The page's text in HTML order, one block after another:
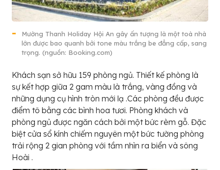
Mường Thanh Holiday Hội An gây ấn tượng là một toà nhà
lớn được bao quanh bởi tone màu trắng be đẳng cấp, sang
trọng. (nguồn: Booking.com)
Khách sạn sở hữu 159 phòng ngủ. Thiết kế phòng là
sự kết hợp giữa 2 gam màu là trắng, vàng đồng và
những dụng cụ hình tròn mới lạ .Các phòng đều được
điểm tô bằng các bình hoa tươi. Phòng khách và
phòng ngủ được ngăn cách bởi một bức rèm gỗ. Đặc
biệt cửa sổ kính chiếm nguyên một bức tường phòng
trải rộng 2 gian phòng với tầm nhìn ra biển và sông
Hoài .